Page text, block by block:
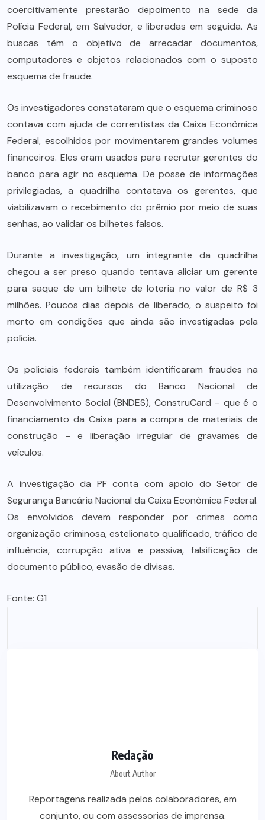
coercitivamente prestarão depoimento na sede da
Polícia Federal, em Salvador, e liberadas em seguida. As
buscas têm o objetivo de arrecadar documentos,
computadores e objetos relacionados com o suposto
esquema de fraude.
Os investigadores constataram que o esquema criminoso
contava com ajuda de correntistas da Caixa Econômica
Federal, escolhidos por movimentarem grandes volumes
financeiros. Eles eram usados para recrutar gerentes do
banco para agir no esquema. De posse de informações
privilegiadas, a quadrilha contatava os gerentes, que
viabilizavam o recebimento do prêmio por meio de suas
senhas, ao validar os bilhetes falsos.
Durante a investigação, um integrante da quadrilha
chegou a ser preso quando tentava aliciar um gerente
para saque de um bilhete de loteria no valor de R$ 3
milhões. Poucos dias depois de liberado, o suspeito foi
morto em condições que ainda são investigadas pela
polícia.
Os policiais federais também identificaram fraudes na
utilização de recursos do Banco Nacional de
Desenvolvimento Social (BNDES), ConstruCard – que é o
financiamento da Caixa para a compra de materiais de
construção – e liberação irregular de gravames de
veículos.
A investigação da PF conta com apoio do Setor de
Segurança Bancária Nacional da Caixa Econômica Federal.
Os envolvidos devem responder por crimes como
organização criminosa, estelionato qualificado, tráfico de
influência, corrupção ativa e passiva, falsificação de
documento público, evasão de divisas.
Fonte: G1
Redação
About Author
Reportagens realizada pelos colaboradores, em
conjunto, ou com assessorias de imprensa.